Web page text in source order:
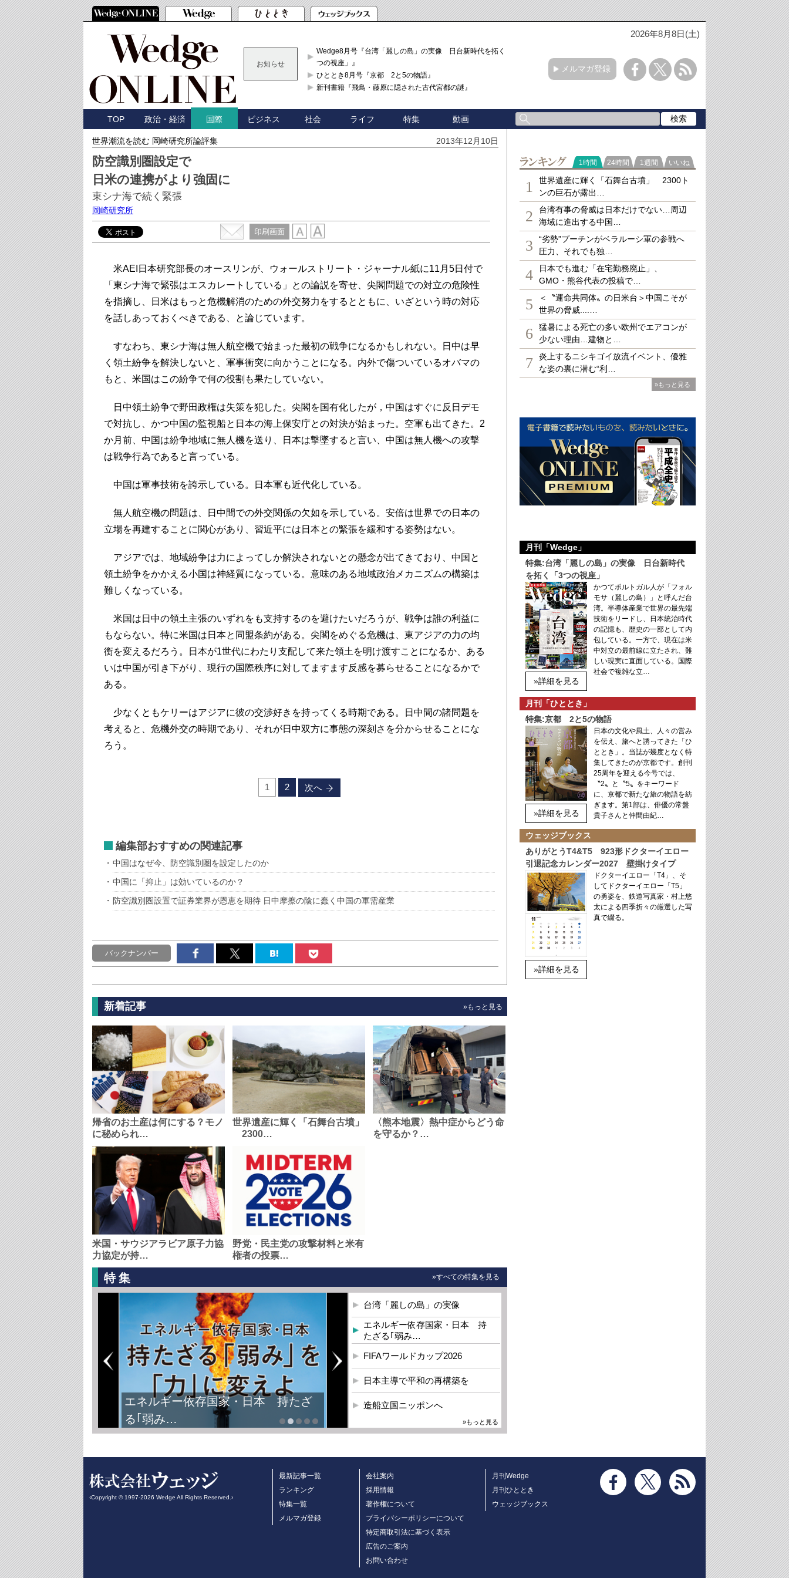
2026年8月8日(土)
お知らせ
Wedge8月号『台湾「麗しの島」の実像 日台新時代を拓く「3
つの視座」』
ひととき8月号『京都 2と5の物語』
新刊書籍『飛鳥・藤原に隠された古代宮都の謎』
メルマガ登録
TOP 政治・経済 国際 ビジネス 社会 ライフ 特集 動画
世界潮流を読む 岡崎研究所論評集 2013年12月10日
防空識別圏設定で
日米の連携がより強固に
東シナ海で続く緊張
岡崎研究所
印刷画面
米AEI日本研究部長のオースリンが、ウォールストリート・ジャーナル紙に11月5日付で
「東シナ海で緊張はエスカレートしている」との論説を寄せ、尖閣問題での対立の危険性
を指摘し、日米はもっと危機解消のための外交努力をするとともに、いざという時の対応
を話しあっておくべきである、と論じています。
すなわち、東シナ海は無人航空機で始まった最初の戦争になるかもしれない。日中は早
く領土紛争を解決しないと、軍事衝突に向かうことになる。内外で傷ついているオバマの
もと、米国はこの紛争で何の役割も果たしていない。
日中領土紛争で野田政権は失策を犯した。尖閣を国有化したが，中国はすぐに反日デモ
で対抗し、かつ中国の監視船と日本の海上保安庁との対決が始まった。空軍も出てきた。2
か月前、中国は紛争地域に無人機を送り、日本は撃墜すると言い、中国は無人機への攻撃
は戦争行為であると言っている。
中国は軍事技術を誇示している。日本軍も近代化している。
無人航空機の問題は、日中間での外交関係の欠如を示している。安倍は世界での日本の
立場を再建することに関心があり、習近平には日本との緊張を緩和する姿勢はない。
アジアでは、地域紛争は力によってしか解決されないとの懸念が出てきており、中国と
領土紛争をかかえる小国は神経質になっている。意味のある地域政治メカニズムの構築は
難しくなっている。
米国は日中の領土主張のいずれをも支持するのを避けたいだろうが、戦争は誰の利益に
もならない。特に米国は日本と同盟条約がある。尖閣をめぐる危機は、東アジアの力の均
衡を変えるだろう。日本が1世代にわたり支配して来た領土を明け渡すことになるか、ある
いは中国が引き下がり、現行の国際秩序に対してますます反感を募らせることになるかで
ある。
少なくともケリーはアジアに彼の交渉好きを持ってくる時期である。日中間の諸問題を
考えると、危機外交の時期であり、それが日中双方に事態の深刻さを分からせることにな
ろう。
1 2 次へ
編集部おすすめの関連記事
中国はなぜ今、防空識別圏を設定したのか
中国に「抑止」は効いているのか？
防空識別圏設置で証券業界が恩恵を期待 日中摩擦の陰に蠢く中国の軍需産業
バックナンバー
新着記事 »もっと見る
帰省のお土産は何にする？モノ
に秘められ…
世界遺産に輝く「石舞台古墳」
2300…
〈熊本地震〉熱中症からどう命
を守るか？…
米国・サウジアラビア原子力協
力協定が持…
野党・民主党の攻撃材料と米有
権者の投票…
特集 »すべての特集を見る
FIFAワールドカップ2026
台湾「麗しの島」の実像
エネルギー依存国家・日本 持
たざる｢弱み…
FIFAワールドカップ2026
日本主導で平和の再構築を
造船立国ニッポンへ
»もっと見る
ランキング
1時間 24時間 1週間 いいね
1
世界遺産に輝く「石舞台古墳」 2300ト
ンの巨石が露出…
2
台湾有事の脅威は日本だけでない…周辺
海域に進出する中国…
3
“劣勢”プーチンがベラルーシ軍の参戦へ
圧力、それでも独…
4
日本でも進む「在宅勤務廃止」、
GMO・熊谷代表の投稿で…
5
＜〝運命共同体〟の日米台＞中国こそが
世界の脅威....…
6
猛暑による死亡の多い欧州でエアコンが
少ない理由…建物と…
7
炎上するニシキゴイ放流イベント、優雅
な姿の裏に潜む“利…
»もっと見る
月刊「Wedge」
特集:台湾「麗しの島」の実像 日台新時代
を拓く「3つの視座」
»詳細を見る
かつてポルトガル人が「フォル
モサ（麗しの島）」と呼んだ台
湾。半導体産業で世界の最先端
技術をリードし、日本統治時代
の記憶も、歴史の一部として内
包している。一方で、現在は米
中対立の最前線に立たされ、難
しい現実に直面している。国際
社会で複雑な立…
月刊「ひととき」
特集:京都 2と5の物語
»詳細を見る
日本の文化や風土、人々の営み
を伝え、旅へと誘ってきた「ひ
ととき」。当誌が幾度となく特
集してきたのが京都です。創刊
25周年を迎える今号では、
〝2〟と〝5〟をキーワード
に、京都で新たな旅の物語を紡
ぎます。第1部は、俳優の常盤
貴子さんと仲間由紀…
ウェッジブックス
ありがとうT4&T5 923形ドクターイエロー
引退記念カレンダー2027 壁掛けタイプ
»詳細を見る
ドクターイエロー「T4」、そ
してドクターイエロー「T5」
の勇姿を、鉄道写真家・村上悠
太による四季折々の厳選した写
真で綴る。
‹Copyright © 1997-2026 Wedge All Rights Reserved.›
最新記事一覧
ランキング
特集一覧
メルマガ登録
会社案内
採用情報
著作権について
プライバシーポリシーについて
特定商取引法に基づく表示
広告のご案内
お問い合わせ
月刊Wedge
月刊ひととき
ウェッジブックス